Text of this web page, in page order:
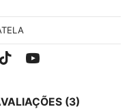
Tik-Youtube
(3)